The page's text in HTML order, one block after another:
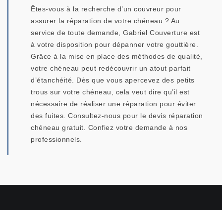
Êtes-vous à la recherche d’un couvreur pour
assurer la réparation de votre chéneau ? Au
service de toute demande, Gabriel Couverture est
à votre disposition pour dépanner votre gouttière.
Grâce à la mise en place des méthodes de qualité,
votre chéneau peut redécouvrir un atout parfait
d’étanchéité. Dès que vous apercevez des petits
trous sur votre chéneau, cela veut dire qu’il est
nécessaire de réaliser une réparation pour éviter
des fuites. Consultez-nous pour le devis réparation
chéneau gratuit. Confiez votre demande à nos
professionnels.